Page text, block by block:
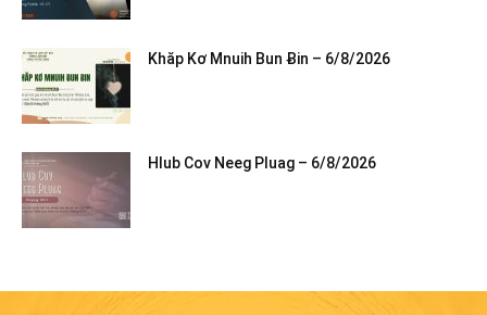
Khăp Kơ Mnuih Bun Ƀin – 6/8/2026
Hlub Cov Neeg Pluag – 6/8/2026